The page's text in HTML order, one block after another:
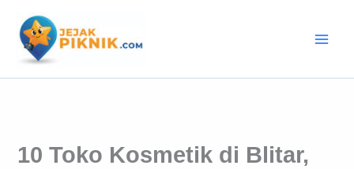
konten
10 Toko Kosmetik di Blitar,